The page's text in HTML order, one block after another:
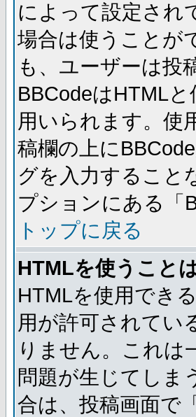
によって設定され
場合は使うことが
も、ユーザーは投
BBCodeはHTML
用いられます。使
稿欄の上に
グを入力すること
プションにある「
トップに戻る
HTMLを使うこと
HTMLを使用でき
用が許可されてい
りません。これは
問題が生じてしま
合は、投稿画面で